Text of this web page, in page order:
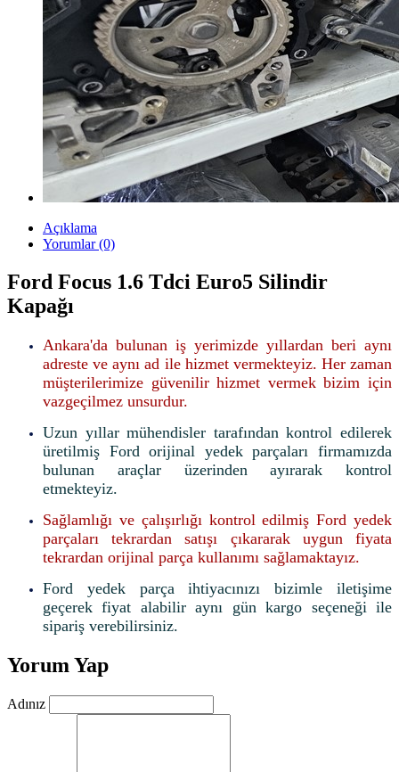
Açıklama
Yorumlar (0)
Ford Focus 1.6 Tdci Euro5 Silindir
Kapağı
Ankara'da bulunan iş yerimizde yıllardan beri aynı
adreste ve aynı ad ile hizmet vermekteyiz. Her zaman
müşterilerimize güvenilir hizmet vermek bizim için
vazgeçilmez unsurdur.
Uzun yıllar mühendisler tarafından kontrol edilerek
üretilmiş Ford orijinal yedek parçaları firmamızda
bulunan araçlar üzerinden ayırarak kontrol
etmekteyiz.
Sağlamlığı ve çalışırlığı kontrol edilmiş Ford yedek
parçaları tekrardan satışı çıkararak uygun fiyata
tekrardan orijinal parça kullanımı sağlamaktayız.
Ford yedek parça ihtiyacınızı bizimle iletişime
geçerek fiyat alabilir aynı gün kargo seçeneği ile
sipariş verebilirsiniz.
Yorum Yap
Adınız